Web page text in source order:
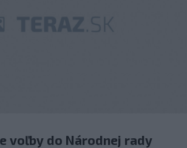
voľby do Národnej rady